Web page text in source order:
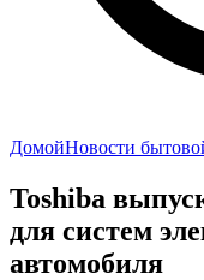
ДомойНовости
Toshiba
для систем
автомобиля